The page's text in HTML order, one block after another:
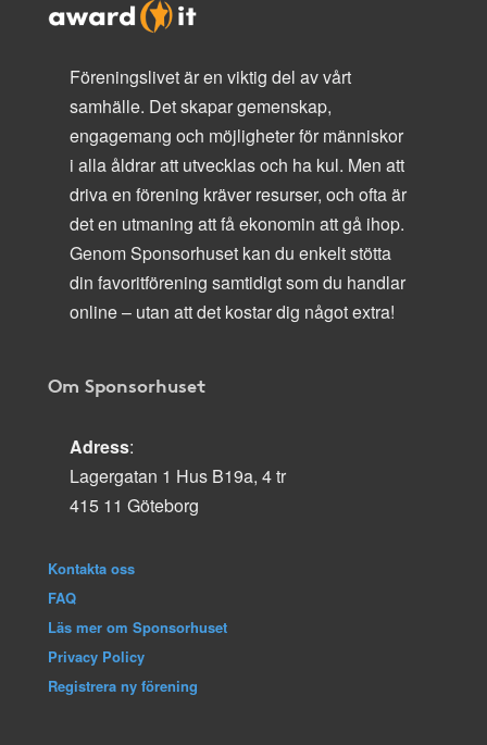
Föreningslivet är en viktig del av vårt
samhälle. Det skapar gemenskap,
engagemang och möjligheter för människor
i alla åldrar att utvecklas och ha kul. Men att
driva en förening kräver resurser, och ofta är
det en utmaning att få ekonomin att gå ihop.
Genom Sponsorhuset kan du enkelt stötta
din favoritförening samtidigt som du handlar
online – utan att det kostar dig något extra!
Om Sponsorhuset
Adress:
Lagergatan 1 Hus B19a, 4 tr
415 11 Göteborg
Kontakta oss
FAQ
Läs mer om Sponsorhuset
Privacy Policy
Registrera ny förening